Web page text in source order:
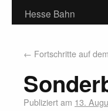
Hesse Bahn
← Fortschritte auf
Publiziert am 13.